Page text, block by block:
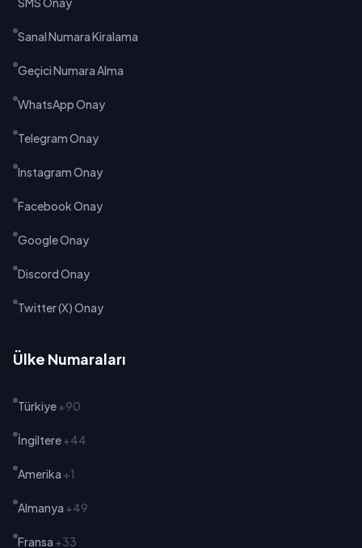
Sanal Numara Kiralama
Geçici Numara Alma
WhatsApp Onay
Telegram Onay
Instagram Onay
Facebook Onay
Google Onay
Discord Onay
Twitter (X) Onay
Ülke Numaraları
Türkiye+90
İngiltere+44
Amerika +1
Almanya +49
Fransa +33